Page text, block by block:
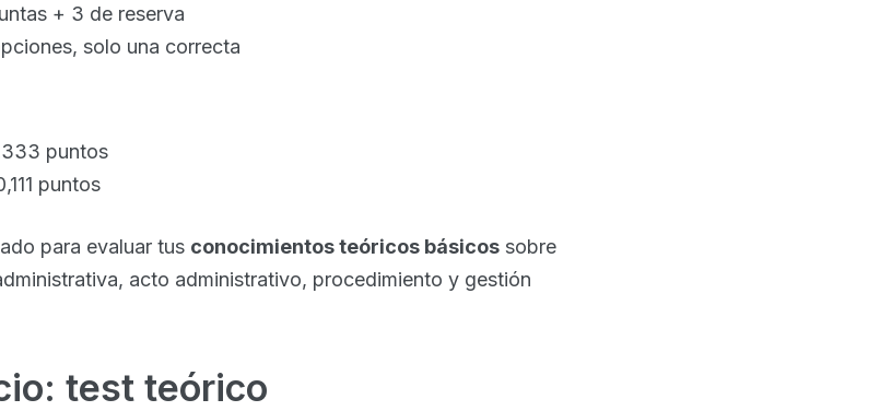
+ 3 de reserva
solo una correcta
puntos
puntos
para evaluar tus conocimientos teóricos básicos sobre
acto administrativo, procedimiento y gestión
test teórico